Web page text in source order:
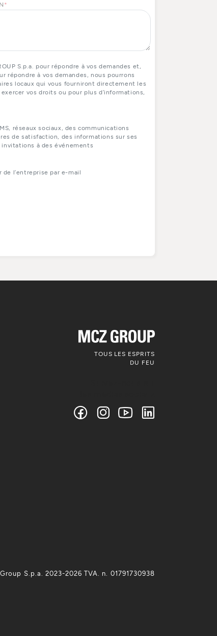
*
S.p.a. pour répondre à vos demandes et,
répondre à vos demandes, nous pourrons
locaux qui vous fourniront directement les
vos droits ou pour plus d’informations,
réseaux sociaux, des communications
de satisfaction, des informations sur ses
à des événements
de l’entreprise par e-mail
TOUS LES ESPRITS
DU FEU
S.p.a. 2023-2026 TVA. n. 01791730938